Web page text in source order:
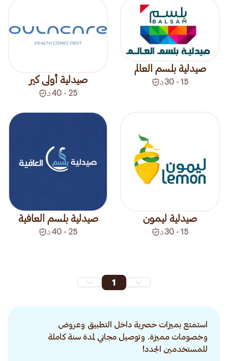
صيدلية بلسم العالم
15 - 30 د صيدلية أولى كير
25 - 40 د
صيدلية ليمون
15 - 30 د
صيدلية بلسم العافية
25 - 40 د
1
استمتع بميزات حصرية داخل التطبيق وعروض
وخصومات مميزة. وتوصيل مجاني لمدة سنة كاملة
للمستخدمين الجدد!